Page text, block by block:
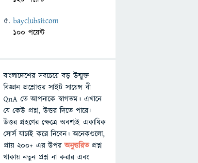
bayclubsitcom
100 পয়েন্ট
বাংলাদেশের সবচেয়ে বড় উন্মুক্ত
বিজ্ঞান প্রশ্নোত্তর সাইট সায়েন্স বী
QnA তে আপনাকে স্বাগতম। এখানে
যে কেউ প্রশ্ন, উত্তর দিতে পারে।
উত্তর গ্রহণের ক্ষেত্রে অবশ্যই একাধিক
সোর্স যাচাই করে নিবেন। অনেকগুলো,
প্রায় ২০০+ এর উপরঅনুত্তরিতপ্রশ্ন
থাকায় নতুন প্রশ্ন না করার এবং